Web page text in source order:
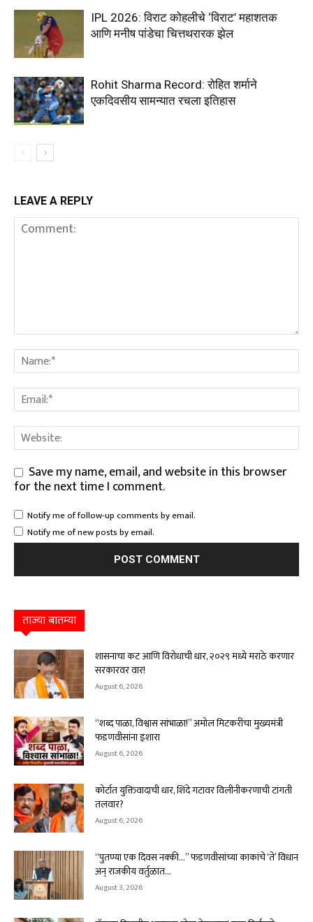
IPL 2026: विराट कोहलीचे ‘विराट’ महाशतक
आणि मनीष पांडेचा चित्तथरारक झेल
Rohit Sharma Record: रोहित शर्माने
एकदिवसीय सामन्यात रचला इतिहास
LEAVE A REPLY
Save my name, email, and website in this browser
for the next time I comment.
Notify me of follow-up comments by email.
Notify me of new posts by email.
ताज्या बातम्या
शासनाचा कट आणि विरोधाची धार, २०२९ मध्ये मराठे करणार
सरकारवर वार!
August 6, 2026
“शब्द पाळा, विश्वास सांभाळा!” अमोल मिटकरींचा मुख्यमंत्री
फडणवीसांना इशारा
August 6, 2026
कोर्टात युक्तिवादाची धार, शिंदे गटावर विलीनीकरणाची टांगती
तलवार?
August 6, 2026
“पुतण्या एक दिवस नक्की…” फडणवीसांच्या काकांचे ‘ते’ विधान
अन् राजकीय वर्तुळात...
August 3, 2026